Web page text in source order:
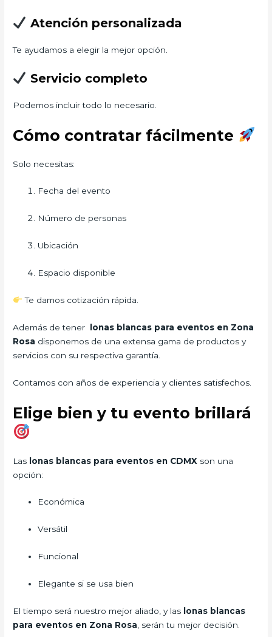
Atención personalizada
Te ayudamos a elegir la mejor opción.
Servicio completo
Podemos incluir todo lo necesario.
Cómo contratar fácilmente
Solo necesitas:
Fecha del evento
Número de personas
Ubicación
Espacio disponible
Te damos cotización rápida.
Además de tener
lonas blancas para eventos en Zona
Rosa disponemos de una extensa gama de productos y
servicios con su respectiva garantía.
Contamos con años de experiencia y clientes satisfechos.
Elige bien y tu evento brillará
Las lonas blancas para eventos en CDMX son una
opción:
Económica
Versátil
Funcional
Elegante si se usa bien
El tiempo será nuestro mejor aliado, y las lonas blancas
para eventos en Zona Rosa , serán tu mejor decisión.